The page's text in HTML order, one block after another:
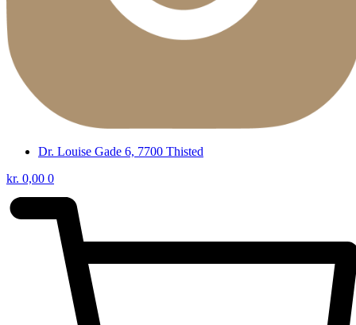
Dr. Louise Gade 6, 7700 Thisted
kr. 0,00 0